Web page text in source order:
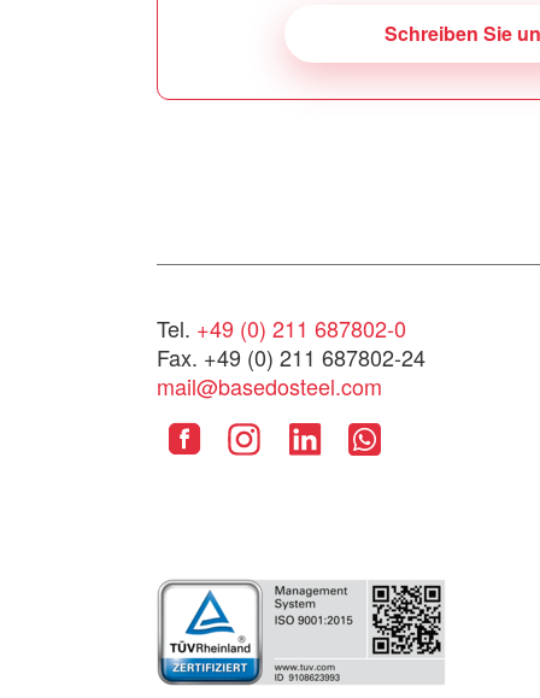
Schreiben Sie
Tel. +49 (0) 211 687802-0
Fax. +49 (0) 211 687802-24
mail@basedosteel.com